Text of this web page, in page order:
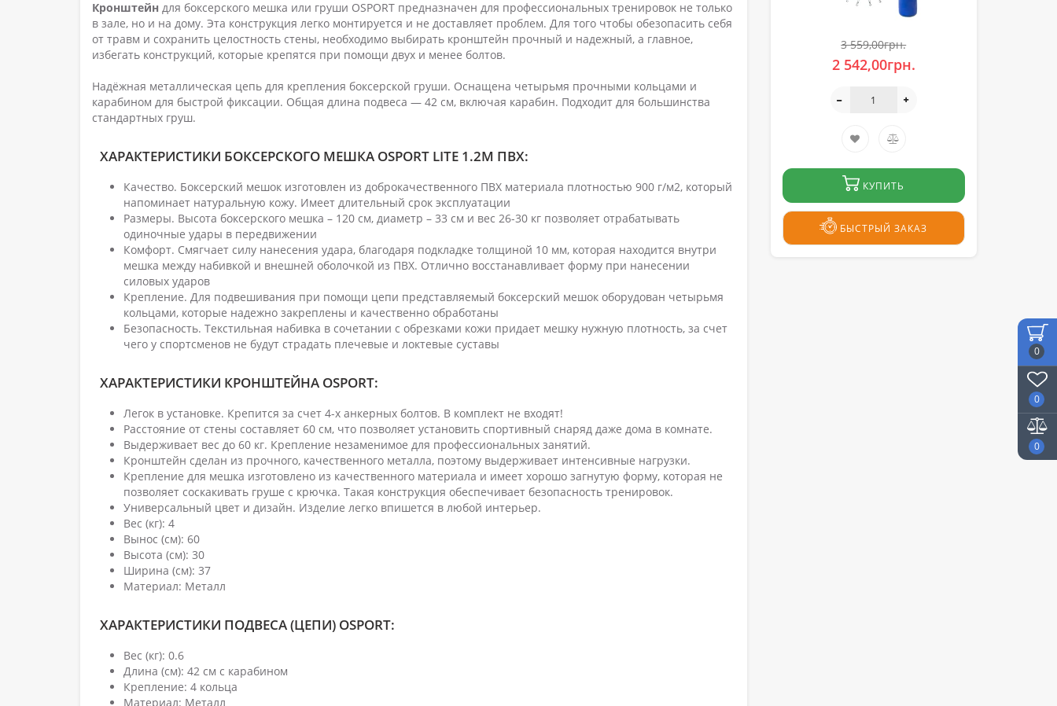
0
0
0
Кронштейн для боксерского мешка или груши OSPORT предназначен для профессиональных тренировок не только
в зале, но и на дому. Эта конструкция легко монтируется и не доставляет проблем. Для того чтобы обезопасить себя
от травм и сохранить целостность стены, необходимо выбирать кронштейн прочный и надежный, а главное,
избегать конструкций, которые крепятся при помощи двух и менее болтов.
Надёжная металлическая цепь для крепления боксерской груши. Оснащена четырьмя прочными кольцами и
карабином для быстрой фиксации. Общая длина подвеса — 42 см, включая карабин. Подходит для большинства
стандартных груш.
ХАРАКТЕРИСТИКИ БОКСЕРСКОГО МЕШКА OSPORT LITE 1.2М ПВХ:
Качество. Боксерский мешок изготовлен из доброкачественного ПВХ материала плотностью 900 г/м2, который
напоминает натуральную кожу. Имеет длительный срок эксплуатации
Размеры. Высота боксерского мешка – 120 см, диаметр – 33 см и вес 26-30 кг позволяет отрабатывать
одиночные удары в передвижении
Комфорт. Смягчает силу нанесения удара, благодаря подкладке толщиной 10 мм, которая находится внутри
мешка между набивкой и внешней оболочкой из ПВХ. Отлично восстанавливает форму при нанесении
силовых ударов
Крепление. Для подвешивания при помощи цепи представляемый боксерский мешок оборудован четырьмя
кольцами, которые надежно закреплены и качественно обработаны
Безопасность. Текстильная набивка в сочетании с обрезками кожи придает мешку нужную плотность, за счет
чего у спортсменов не будут страдать плечевые и локтевые суставы
ХАРАКТЕРИСТИКИ КРОНШТЕЙНА OSPORT:
Легок в установке. Крепится за счет 4-х анкерных болтов. В комплект не входят!
Расстояние от стены составляет 60 см, что позволяет установить спортивный снаряд даже дома в комнате.
Выдерживает вес до 60 кг. Крепление незаменимое для профессиональных занятий.
Кронштейн сделан из прочного, качественного металла, поэтому выдерживает интенсивные нагрузки.
Крепление для мешка изготовлено из качественного материала и имеет хорошо загнутую форму, которая не
позволяет соскакивать груше с крючка. Такая конструкция обеспечивает безопасность тренировок.
Универсальный цвет и дизайн. Изделие легко впишется в любой интерьер.
Вес (кг): 4
Вынос (см): 60
Высота (см): 30
Ширина (см): 37
Материал: Металл
ХАРАКТЕРИСТИКИ ПОДВЕСА (ЦЕПИ) OSPORT:
Вес (кг): 0.6
Длина (см): 42 см с карабином
Крепление: 4 кольца
Материал: Металл
3 559,00грн.
2 542,00грн.
КУПИТЬ
БЫСТРЫЙ ЗАКАЗ